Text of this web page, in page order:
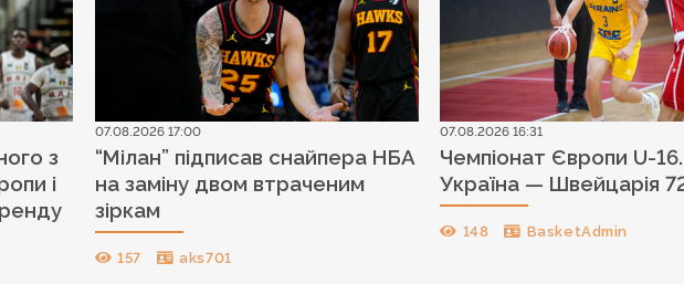
з
і
07.08.2026 17:00
“Мілан” підписав снайпера НБА
на заміну двом втраченим
зіркам
157 aks701
07.08.2026 16:31
Чемпіонат Європи U-16.
Україна — Швейцарія
148 BasketAdmin